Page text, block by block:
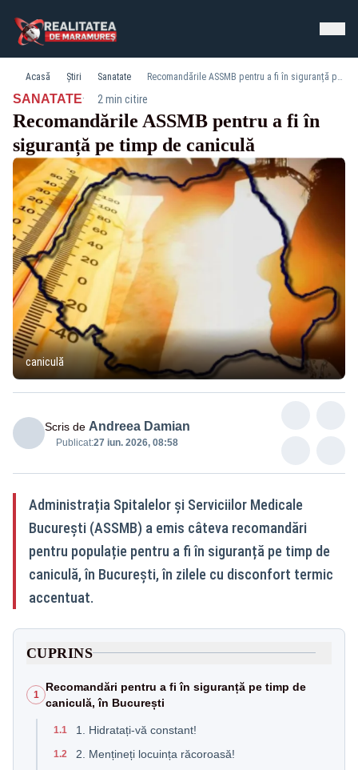
Acasă Știri Sanatate Recomandările ASSMB pentru a fi în siguranță pe timp de caniculă
SANATATE· 2 min citire
Recomandările ASSMB pentru a fi în
siguranță pe timp de caniculă
caniculă
Scris de Andreea Damian
Publicat:27 iun. 2026, 08:58
Administrația Spitalelor și Serviciilor Medicale
București (ASSMB) a emis câteva recomandări
pentru populație pentru a fi în siguranță pe timp de
caniculă, în București, în zilele cu disconfort termic
accentuat.
CUPRINS
1
Recomandări pentru a fi în siguranță pe timp de
caniculă, în București
1.1 1. Hidratați-vă constant!
1.2 2. Mențineți locuința răcoroasă!